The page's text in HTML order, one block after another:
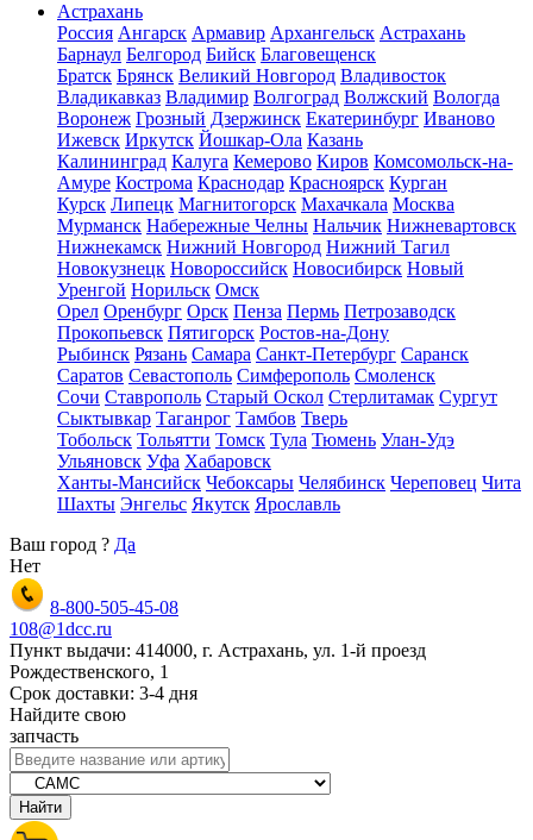
Астрахань
Россия Ангарск Армавир Архангельск Астрахань
Барнаул Белгород Бийск Благовещенск
Братск Брянск Великий Новгород Владивосток
Владикавказ Владимир Волгоград Волжский Вологда
Воронеж Грозный Дзержинск Екатеринбург Иваново
Ижевск Иркутск Йошкар-Ола Казань
Калининград Калуга Кемерово Киров Комсомольск-на-
Амуре Кострома Краснодар Красноярск Курган
Курск Липецк Магнитогорск Махачкала Москва
Мурманск Набережные Челны Нальчик Нижневартовск
Нижнекамск Нижний Новгород Нижний Тагил
Новокузнецк Новороссийск Новосибирск Новый
Уренгой Норильск Омск
Орел Оренбург Орск Пенза Пермь Петрозаводск
Прокопьевск Пятигорск Ростов-на-Дону
Рыбинск Рязань Самара Санкт-Петербург Саранск
Саратов Севастополь Симферополь Смоленск
Сочи Ставрополь Старый Оскол Стерлитамак Сургут
Сыктывкар Таганрог Тамбов Тверь
Тобольск Тольятти Томск Тула Тюмень Улан-Удэ
Ульяновск Уфа Хабаровск
Ханты-Мансийск Чебоксары Челябинск Череповец Чита
Шахты Энгельс Якутск Ярославль
Ваш город ? Да
Нет
8-800-505-45-08
108@1dcc.ru
Пункт выдачи: 414000, г. Астрахань, ул. 1-й проезд
Рождественского, 1
Срок доставки: 3-4 дня
Найдите свою
запчасть